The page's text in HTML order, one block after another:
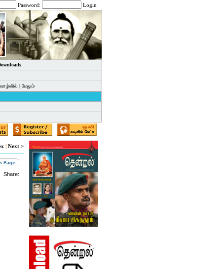
Password: Login
| மேலும்
| Next >
Share: